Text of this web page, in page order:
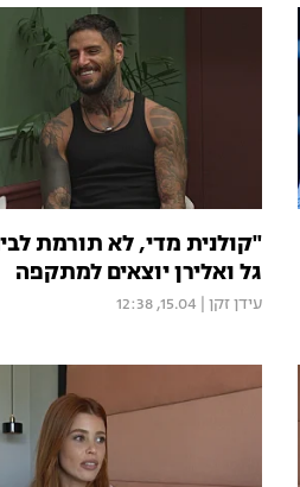
"קולנית מדי, לא תורמת
גל ואלירן יוצאים למתקפה
עידן זקן 15.04, 12:38